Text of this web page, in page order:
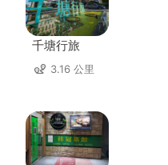
千塘行旅
3.16 公里